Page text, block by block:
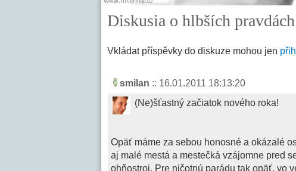
Diskusia o hlbších pravdách
Vkládat příspěvky do diskuze mohou jen
smilan :: 16.01.2011 18:13:20
(Ne)šťastný začiatok nového roka!
Opäť máme za sebou honosné a okázalé
aj malé mestá a mestečká vzájomne pred
ohňostroj. Pre ničotnú parádu tak opäť, vo